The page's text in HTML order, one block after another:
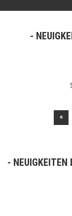
«
NEUIGKEITEN